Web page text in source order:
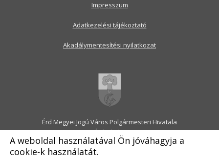
A weboldal használatával Ön jóváhagyja a
cookie-k használatát.
Érd Megyei Jogú Város Polgármesteri Hivatala
2030 Érd, Alsó utca 1.
Levélcím: 2031 Érd, Pf.: 31
E-mail:onkormanyzat@erd.hu
Impresszum
Adatkezelési tájékoztató
Akadálymentesítési nyilatkozat